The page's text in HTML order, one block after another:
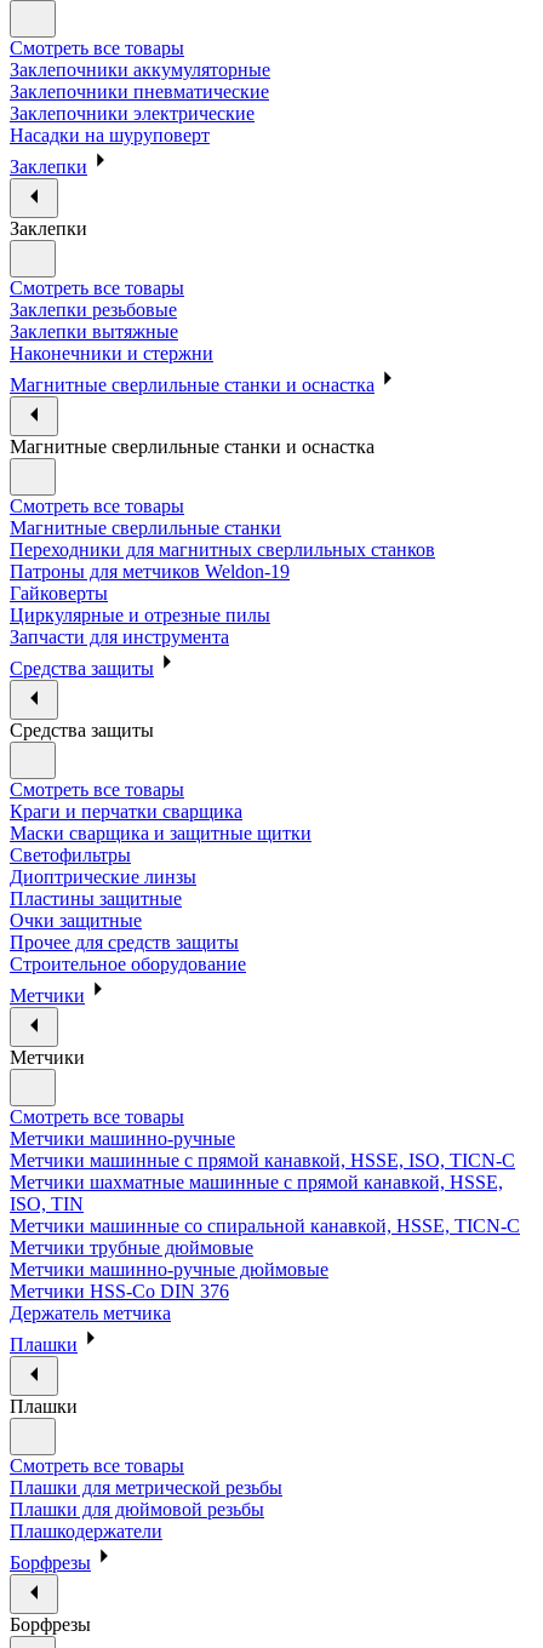
Смотреть все товары
Заклепочники аккумуляторные
Заклепочники пневматические
Заклепочники электрические
Насадки на шуруповерт
Заклепки
Заклепки
Смотреть все товары
Заклепки резьбовые
Заклепки вытяжные
Наконечники и стержни
Магнитные сверлильные станки и оснастка
Магнитные сверлильные станки и оснастка
Смотреть все товары
Магнитные сверлильные станки
Переходники для магнитных сверлильных станков
Патроны для метчиков Weldon-19
Гайковерты
Циркулярные и отрезные пилы
Запчасти для инструмента
Средства защиты
Средства защиты
Смотреть все товары
Краги и перчатки сварщика
Маски сварщика и защитные щитки
Светофильтры
Диоптрические линзы
Пластины защитные
Очки защитные
Прочее для средств защиты
Строительное оборудование
Метчики
Метчики
Смотреть все товары
Метчики машинно-ручные
Метчики машинные с прямой канавкой, HSSE, ISO, TICN-C
Метчики шахматные машинные с прямой канавкой, HSSE,
ISO, TIN
Метчики машинные со спиральной канавкой, HSSE, TICN-C
Метчики трубные дюймовые
Метчики машинно-ручные дюймовые
Метчики HSS-Co DIN 376
Держатель метчика
Плашки
Плашки
Смотреть все товары
Плашки для метрической резьбы
Плашки для дюймовой резьбы
Плашкодержатели
Борфрезы
Борфрезы